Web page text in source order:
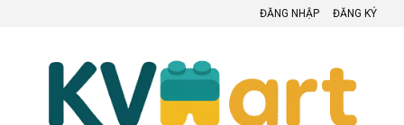
ĐĂNG NHẬP ĐĂNG KÝ